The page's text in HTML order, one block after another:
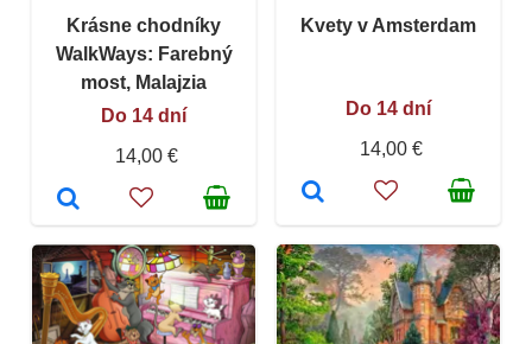
Krásne chodníky
WalkWays: Farebný
most, Malajzia
Do 14 dní
14,00 €
Kvety v Amsterdam
Do 14 dní
14,00 €